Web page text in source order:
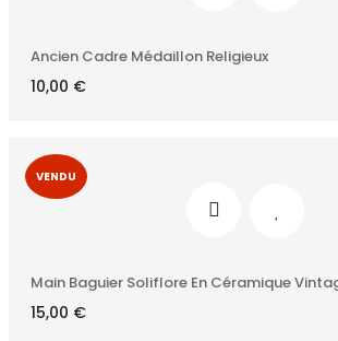
Ancien Cadre Médaillon Religieux
10,00 €
VENDU
Main Baguier Soliflore En Céramique
15,00 €